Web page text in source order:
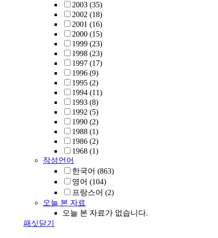
2003 (35)
2002 (18)
2001 (16)
2000 (15)
1999 (23)
1998 (23)
1997 (17)
1996 (9)
1995 (2)
1994 (11)
1993 (8)
1992 (5)
1990 (2)
1988 (1)
1986 (2)
1968 (1)
작성언어
한국어 (863)
영어 (104)
프랑스어 (2)
오늘 본 자료
오늘 본 자료가 없습니다.
패싯닫기